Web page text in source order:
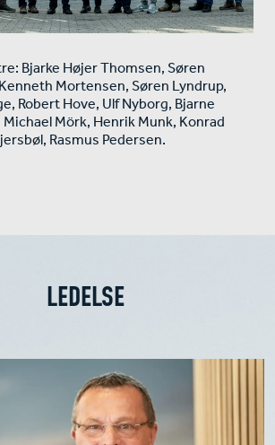
Bjarke Højer Thomsen, Søren
Mortensen, Søren Lyndrup,
Robert Hove, Ulf Nyborg, Bjarne
Mörk, Henrik Munk, Konrad
Rasmus Pedersen.
LEDELSE